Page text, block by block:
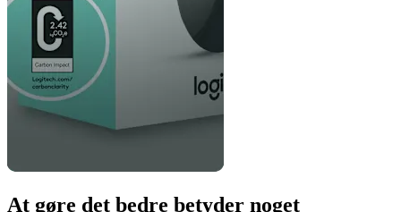
At gøre det bedre betyder noget